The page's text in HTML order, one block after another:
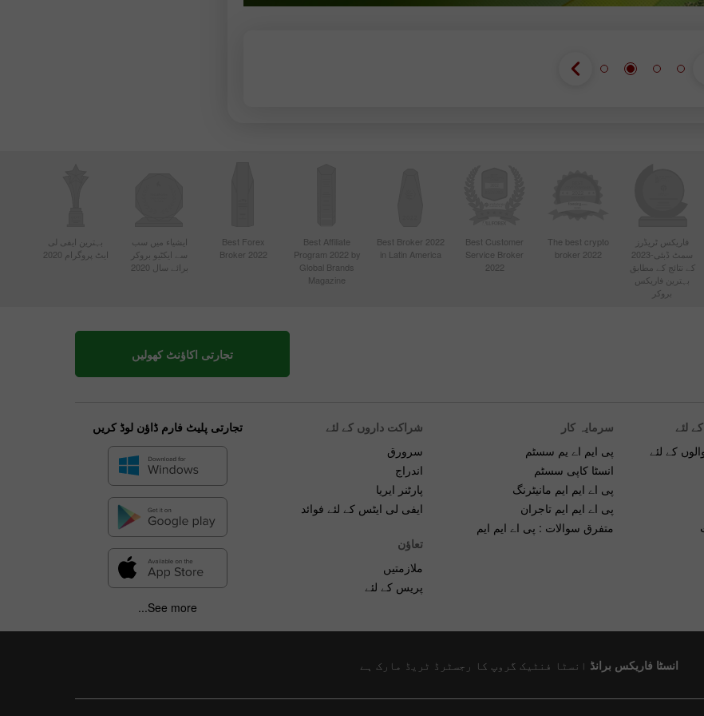
فاریکس ٹریڈرز
سمٹ ڈبئی-2023
کے نتائج کے مطابق
بہترین فاریکس
بروکر
The best crypto
broker 2022
Best Customer
Service Broker
2022
Best Broker 2022
in Latin America
Best Affiliate
Program 2022 by
Global Brands
Magazine
Best Forex
Broker 2022
ایشیاء میں سب
سے ایکٹیو بروکر
برائے سال 2020
بہترین ایفی لی
ایٹ پروگرام 2020
تجارتی اکاؤنٹ کھولیں
لئے
کے لئے
سرمایہ کار
پی ایم اے یم سسٹم
انسٹا کاپی سسٹم
پی اے ایم ایم مانیٹرنگ
پی اے ایم ایم تاجران
متفرق سوالات : پی اے ایم ایم
شراکت داروں کے لئے
سرورق
اندراج
پارٹنر ایریا
ایفی لی ایٹس کے لئے فوائد
تعاؤن
ملازمتیں
پریس کے لئے
تجارتی پلیٹ فارم ڈاؤن لوڈ کریں
See more...
انسٹا فاریکس برانڈ انسٹا فنٹیک گروپ کا رجسٹرڈ ٹریڈ مارک ہے